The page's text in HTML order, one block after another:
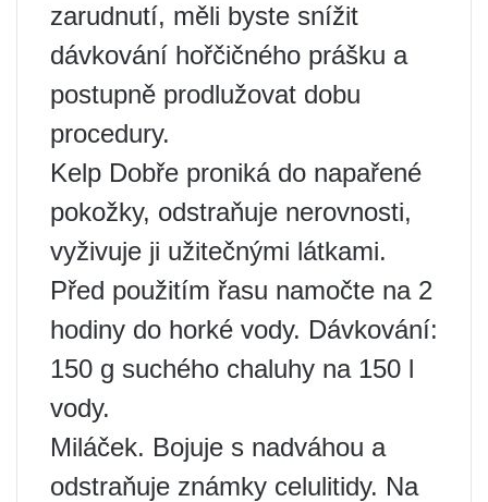
zarudnutí, měli byste snížit
dávkování hořčičného prášku a
postupně prodlužovat dobu
procedury.
Kelp Dobře proniká do napařené
pokožky, odstraňuje nerovnosti,
vyživuje ji užitečnými látkami.
Před použitím řasu namočte na 2
hodiny do horké vody. Dávkování:
150 g suchého chaluhy na 150 l
vody.
Miláček. Bojuje s nadváhou a
odstraňuje známky celulitidy. Na